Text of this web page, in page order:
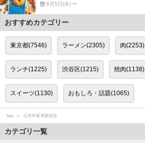
8月5日(水) 〜
おすすめカテゴリー
東京都(7546) ラーメン(2305) 肉(2253)
ランチ(1225) 渋谷区(1215) 焼肉(1138)
スイーツ(1130) おもしろ・話題(1065)
favy 広州市場 西新宿店
カテゴリ一覧